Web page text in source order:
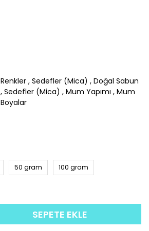
Renkler ,Sedefler (Mica) ,Doğal Sabun
,Sedefler (Mica) ,Mum Yapımı ,Mum
Boyalar
50 gram 100 gram
SEPETE EKLE